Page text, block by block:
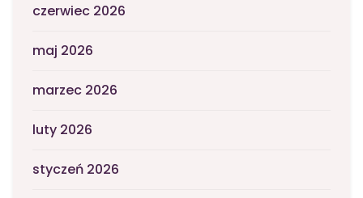
czerwiec 2026
maj 2026
marzec 2026
luty 2026
styczeń 2026